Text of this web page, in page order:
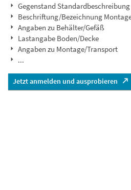
Gegenstand Standardbeschreibung
Beschriftung/Bezeichnung
Angaben zu Behälter/Gefäß
Lastangabe Boden/Decke
Angaben zu Montage/Transport
...
Jetzt anmelden und ausprobieren